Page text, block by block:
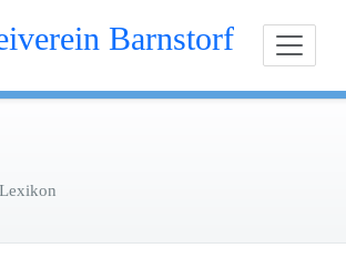
Fischereiverein
Lexikon